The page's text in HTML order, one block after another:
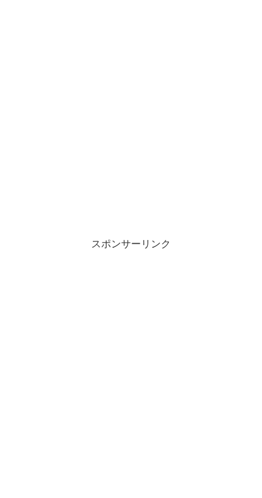
スポンサーリンク